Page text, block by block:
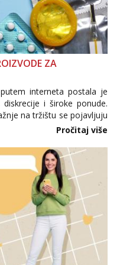
ZA
interneta postala je
i široke ponude.
na tržištu se pojavljuju
internetske
Pročitaj više